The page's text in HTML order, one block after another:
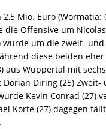
Mio. Euro
Offensive um
wurde um die zweit-
diese beiden
aus Wuppertal mit
Diring (25)
Kevin Conrad (27)
Korte (27) dagegen